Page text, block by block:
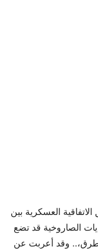
العسكرية بين
الصاروخية قد تضع
طرق،.. وقد أعربت عن